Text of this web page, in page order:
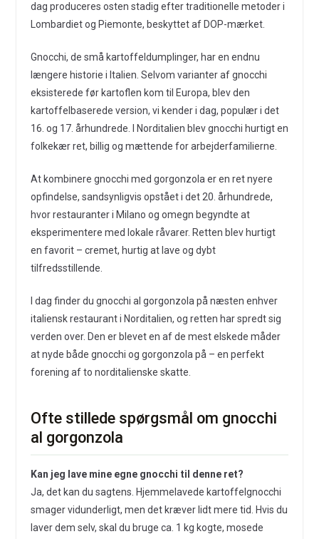
dag produceres osten stadig efter traditionelle metoder i
Lombardiet og Piemonte, beskyttet af DOP-mærket.
Gnocchi, de små kartoffeldumplinger, har en endnu
længere historie i Italien. Selvom varianter af gnocchi
eksisterede før kartoflen kom til Europa, blev den
kartoffelbaserede version, vi kender i dag, populær i det
16. og 17. århundrede. I Norditalien blev gnocchi hurtigt en
folkekær ret, billig og mættende for arbejderfamilierne.
At kombinere gnocchi med gorgonzola er en ret nyere
opfindelse, sandsynligvis opstået i det 20. århundrede,
hvor restauranter i Milano og omegn begyndte at
eksperimentere med lokale råvarer. Retten blev hurtigt
en favorit – cremet, hurtig at lave og dybt
tilfredsstillende.
I dag finder du gnocchi al gorgonzola på næsten enhver
italiensk restaurant i Norditalien, og retten har spredt sig
verden over. Den er blevet en af de mest elskede måder
at nyde både gnocchi og gorgonzola på – en perfekt
forening af to norditalienske skatte.
Ofte stillede spørgsmål om gnocchi
al gorgonzola
Kan jeg lave mine egne gnocchi til denne ret?
Ja, det kan du sagtens. Hjemmelavede kartoffelgnocchi
smager vidunderligt, men det kræver lidt mere tid. Hvis du
laver dem selv, skal du bruge ca. 1 kg kogte, mosede